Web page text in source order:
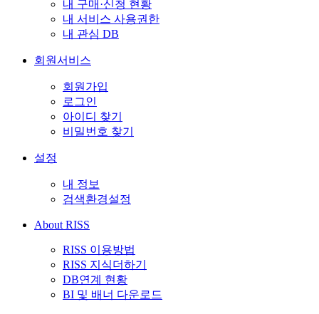
내 구매·신청 현황
내 서비스 사용권한
내 관심 DB
회원서비스
회원가입
로그인
아이디 찾기
비밀번호 찾기
설정
내 정보
검색환경설정
About RISS
RISS 이용방법
RISS 지식더하기
DB연계 현황
BI 및 배너 다운로드